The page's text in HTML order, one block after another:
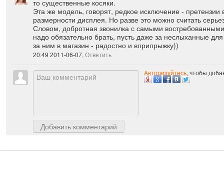
Marina:В последнее время у Нокии что ни новая модель,
то существенные косяки.
Эта же модель, говорят, редкое исключение - претензии
размерности дисплея. Но разве это можно считать
Словом, добротная звонилка с самыми
надо обязательно брать, пусть даже за неслыханные
20:49 2011-06-07,Ответить